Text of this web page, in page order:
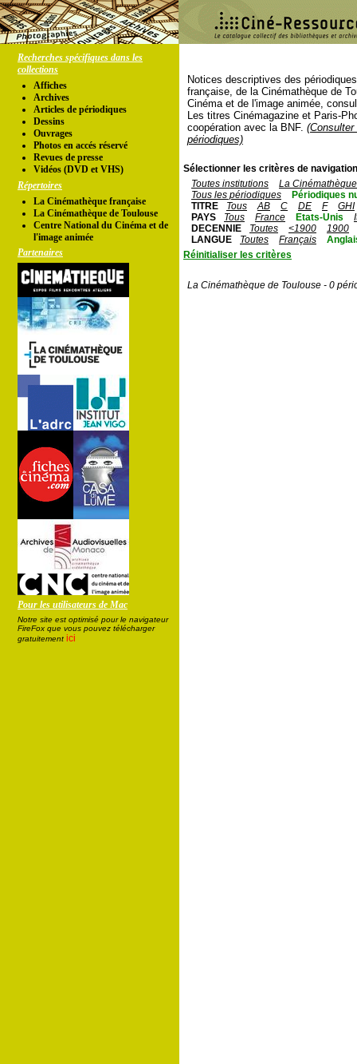
Recherches spécifiques dans les
collections
Affiches
Archives
Articles de périodiques
Dessins
Ouvrages
Photos en accés réservé
Revues de presse
Vidéos (DVD et VHS)
Répertoires
La Cinémathèque française
La Cinémathèque de Toulouse
Centre National du Cinéma et de
l'image animée
Partenaires
Pour les utilisateurs de Mac
Notre site est optimisé pour le navigateur
FireFox que vous pouvez télécharger
gratuitement ici
Notices descriptives des
française, de la Cinémathèque de
Cinéma et de l'image animée,
Les titres Cinémagazine et Paris-
coopération avec la BNF.
périodiques)
Sélectionner les critères de
Toutes institutions
La
Tous les périodiques
Périodiques
TITRE
Tous AB C DE F
GHI
PAYS
Tous France Etats-Unis
DECENNIE
Toutes <1900
1900
LANGUE
Toutes Français
Réinitialiser les critères
La Cinémathèque de Toulouse - 0